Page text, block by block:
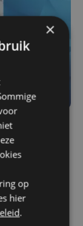
×
op
hier
.